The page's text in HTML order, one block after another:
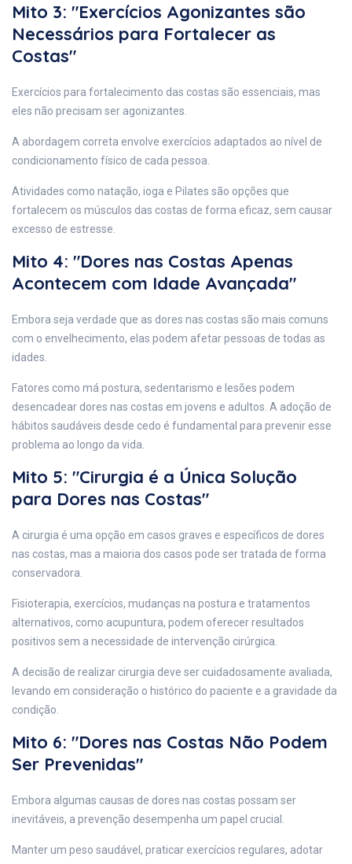
Mito 3: "Exercícios Agonizantes são
Necessários para Fortalecer as
Costas"
Exercícios para fortalecimento das costas são essenciais, mas
eles não precisam ser agonizantes.
A abordagem correta envolve exercícios adaptados ao nível de
condicionamento físico de cada pessoa.
Atividades como natação, ioga e Pilates são opções que
fortalecem os músculos das costas de forma eficaz, sem causar
excesso de estresse.
Mito 4: "Dores nas Costas Apenas
Acontecem com Idade Avançada"
Embora seja verdade que as dores nas costas são mais comuns
com o envelhecimento, elas podem afetar pessoas de todas as
idades.
Fatores como má postura, sedentarismo e lesões podem
desencadear dores nas costas em jovens e adultos. A adoção de
hábitos saudáveis desde cedo é fundamental para prevenir esse
problema ao longo da vida.
Mito 5: "Cirurgia é a Única Solução
para Dores nas Costas"
A cirurgia é uma opção em casos graves e específicos de dores
nas costas, mas a maioria dos casos pode ser tratada de forma
conservadora.
Fisioterapia, exercícios, mudanças na postura e tratamentos
alternativos, como acupuntura, podem oferecer resultados
positivos sem a necessidade de intervenção cirúrgica.
A decisão de realizar cirurgia deve ser cuidadosamente avaliada,
levando em consideração o histórico do paciente e a gravidade da
condição.
Mito 6: "Dores nas Costas Não Podem
Ser Prevenidas"
Embora algumas causas de dores nas costas possam ser
inevitáveis, a prevenção desempenha um papel crucial.
Manter um peso saudável, praticar exercícios regulares, adotar